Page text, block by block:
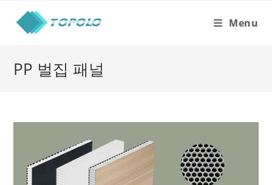
content
Menu
PP 벌집 패널